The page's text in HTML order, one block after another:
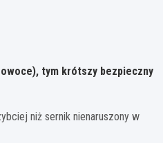
tym krótszy bezpieczny
niż sernik nienaruszony w